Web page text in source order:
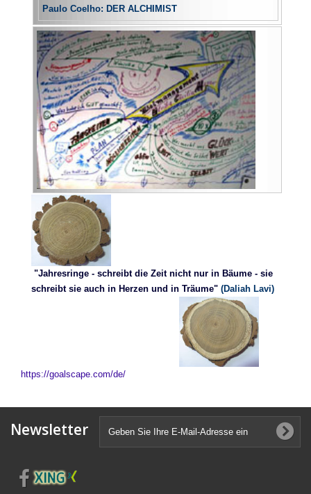
Paulo Coelho: DER ALCHIMIST
"Jahresringe - schreibt die Zeit nicht nur in Bäume - sie
schreibt sie auch in Herzen und in Träume" (Daliah Lavi)
https://goalscape.com/de/
Newsletter